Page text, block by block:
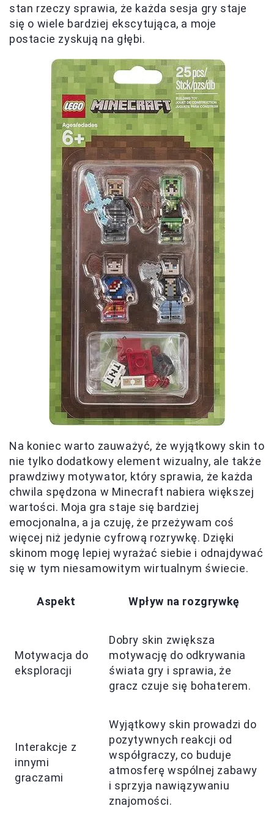
stan rzeczy sprawia, że każda sesja gry staje
się o wiele bardziej ekscytująca, a moje
postacie zyskują na głębi.
Na koniec warto zauważyć, że wyjątkowy skin to
nie tylko dodatkowy element wizualny, ale także
prawdziwy motywator, który sprawia, że każda
chwila spędzona w Minecraft nabiera większej
wartości. Moja gra staje się bardziej
emocjonalna, a ja czuję, że przeżywam coś
więcej niż jedynie cyfrową rozrywkę. Dzięki
skinom mogę lepiej wyrażać siebie i odnajdywać
się w tym niesamowitym wirtualnym świecie.
Aspekt Wpływ na rozgrywkę
Motywacja do
eksploracji
Dobry skin zwiększa
motywację do odkrywania
świata gry i sprawia, że
gracz czuje się bohaterem.
Interakcje z
innymi
graczami
Wyjątkowy skin prowadzi do
pozytywnych reakcji od
współgraczy, co buduje
atmosferę wspólnej zabawy
i sprzyja nawiązywaniu
znajomości.